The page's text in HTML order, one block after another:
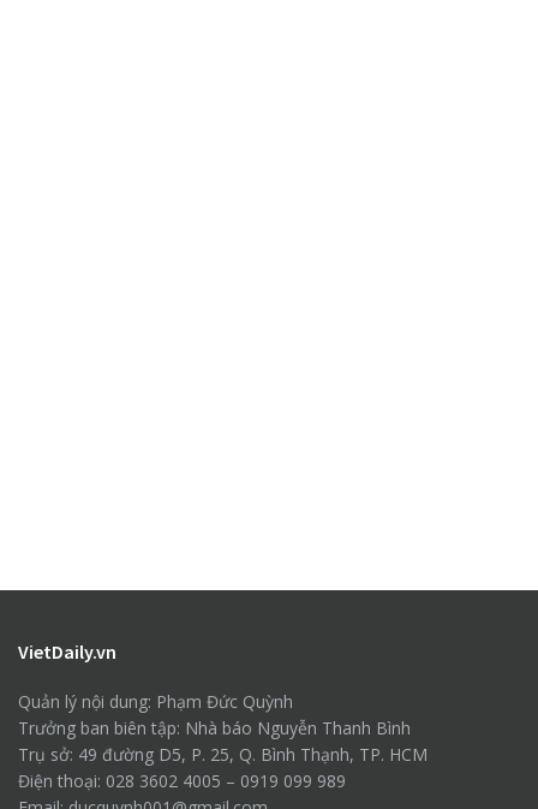
VietDaily.vn
Quản lý nội dung: Phạm Đức Quỳnh
Trưởng ban biên tập: Nhà báo Nguyễn Thanh Bình
Trụ sở: 49 đường D5, P. 25, Q. Bình Thạnh, TP. HCM
Điện thoại: 028 3602 4005 – 0919 099 989